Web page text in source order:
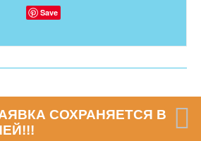
Save
СОХРАНЯЕТСЯ В